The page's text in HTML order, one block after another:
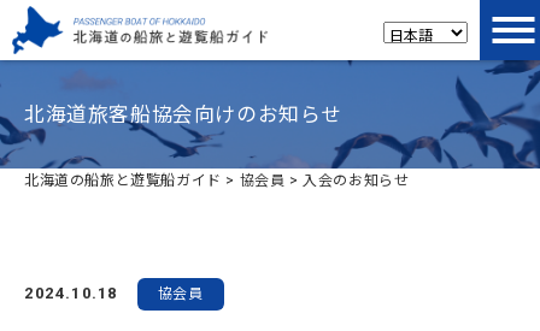
北海道旅客船協会向けのお知らせ
北海道の船旅と遊覧船ガイド > 協会員 > 入会のお知らせ
2024.10.18 協会員